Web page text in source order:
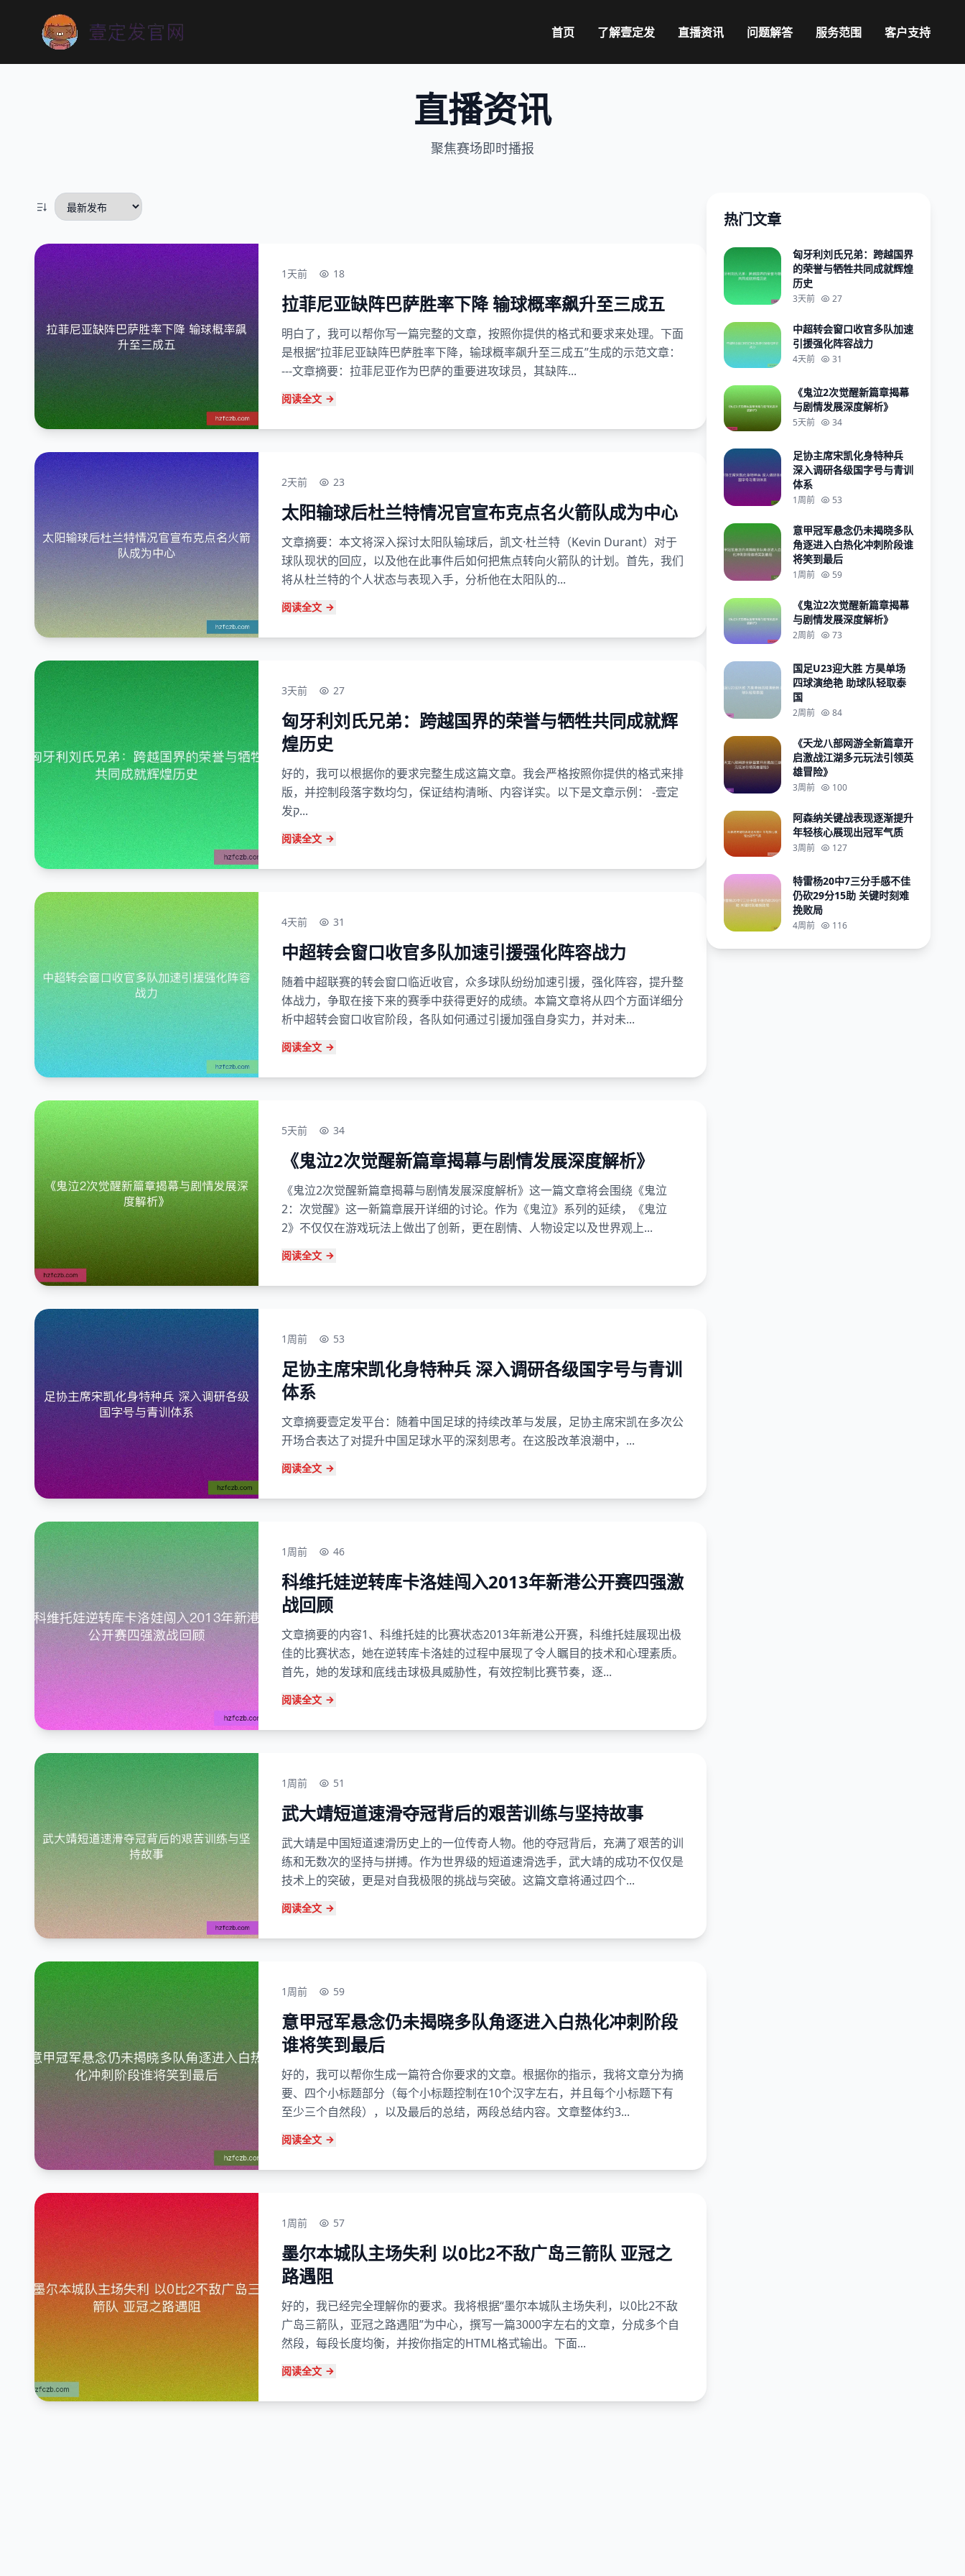
首页 了解壹定发 直播资讯 问题解答 服务范围 客户支持
直播资讯
聚焦赛场即时播报
1天前 18
拉菲尼亚缺阵巴萨胜率下降 输球概率飙升至三成五
明白了，我可以帮你写一篇完整的文章，按照你提供的格式和要求来处理。下面
是根据“拉菲尼亚缺阵巴萨胜率下降，输球概率飙升至三成五”生成的示范文章：
---文章摘要：拉菲尼亚作为巴萨的重要进攻球员，其缺阵...
阅读全文
2天前 23
太阳输球后杜兰特情况官宣布克点名火箭队成为中心
文章摘要：本文将深入探讨太阳队输球后，凯文·杜兰特（Kevin Durant）对于
球队现状的回应，以及他在此事件后如何把焦点转向火箭队的计划。首先，我们
将从杜兰特的个人状态与表现入手，分析他在太阳队的...
阅读全文
3天前 27
匈牙利刘氏兄弟：跨越国界的荣誉与牺牲共同成就辉
煌历史
好的，我可以根据你的要求完整生成这篇文章。我会严格按照你提供的格式来排
版，并控制段落字数均匀，保证结构清晰、内容详实。以下是文章示例： -壹定
发ק...
阅读全文
4天前 31
中超转会窗口收官多队加速引援强化阵容战力
随着中超联赛的转会窗口临近收官，众多球队纷纷加速引援，强化阵容，提升整
体战力，争取在接下来的赛季中获得更好的成绩。本篇文章将从四个方面详细分
析中超转会窗口收官阶段，各队如何通过引援加强自身实力，并对未...
阅读全文
5天前 34
《鬼泣2次觉醒新篇章揭幕与剧情发展深度解析》
《鬼泣2次觉醒新篇章揭幕与剧情发展深度解析》这一篇文章将会围绕《鬼泣
2：次觉醒》这一新篇章展开详细的讨论。作为《鬼泣》系列的延续，《鬼泣
2》不仅仅在游戏玩法上做出了创新，更在剧情、人物设定以及世界观上...
阅读全文
1周前 53
足协主席宋凯化身特种兵 深入调研各级国字号与青训
体系
文章摘要壹定发平台：随着中国足球的持续改革与发展，足协主席宋凯在多次公
开场合表达了对提升中国足球水平的深刻思考。在这股改革浪潮中，...
阅读全文
1周前 46
科维托娃逆转库卡洛娃闯入2013年新港公开赛四强激
战回顾
文章摘要的内容1、科维托娃的比赛状态2013年新港公开赛，科维托娃展现出极
佳的比赛状态，她在逆转库卡洛娃的过程中展现了令人瞩目的技术和心理素质。
首先，她的发球和底线击球极具威胁性，有效控制比赛节奏，逐...
阅读全文
1周前 51
武大靖短道速滑夺冠背后的艰苦训练与坚持故事
武大靖是中国短道速滑历史上的一位传奇人物。他的夺冠背后，充满了艰苦的训
练和无数次的坚持与拼搏。作为世界级的短道速滑选手，武大靖的成功不仅仅是
技术上的突破，更是对自我极限的挑战与突破。这篇文章将通过四个...
阅读全文
1周前 59
意甲冠军悬念仍未揭晓多队角逐进入白热化冲刺阶段
谁将笑到最后
好的，我可以帮你生成一篇符合你要求的文章。根据你的指示，我将文章分为摘
要、四个小标题部分（每个小标题控制在10个汉字左右，并且每个小标题下有
至少三个自然段），以及最后的总结，两段总结内容。文章整体约3...
阅读全文
1周前 57
墨尔本城队主场失利 以0比2不敌广岛三箭队 亚冠之
路遇阻
好的，我已经完全理解你的要求。我将根据“墨尔本城队主场失利，以0比2不敌
广岛三箭队，亚冠之路遇阻”为中心，撰写一篇3000字左右的文章，分成多个自
然段，每段长度均衡，并按你指定的HTML格式输出。下面...
阅读全文
热门文章
匈牙利刘氏兄弟：跨越国界
的荣誉与牺牲共同成就辉煌
历史
3天前 27
中超转会窗口收官多队加速
引援强化阵容战力
4天前 31
《鬼泣2次觉醒新篇章揭幕
与剧情发展深度解析》
5天前 34
足协主席宋凯化身特种兵
深入调研各级国字号与青训
体系
1周前 53
意甲冠军悬念仍未揭晓多队
角逐进入白热化冲刺阶段谁
将笑到最后
1周前 59
《鬼泣2次觉醒新篇章揭幕
与剧情发展深度解析》
2周前 73
国足U23迎大胜 方昊单场
四球演绝艳 助球队轻取泰
国
2周前 84
《天龙八部网游全新篇章开
启激战江湖多元玩法引领英
雄冒险》
3周前 100
阿森纳关键战表现逐渐提升
年轻核心展现出冠军气质
3周前 127
特雷杨20中7三分手感不佳
仍砍29分15助 关键时刻难
挽败局
4周前 116